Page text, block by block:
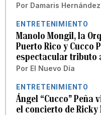
Por Damaris
ENTRETENIMIENTO
Manolo Mongil, la
Puerto Rico y Cucco
espectacular tributo
Por El Nuevo Día
ENTRETENIMIENTO
Ángel “Cucco” Peña
el concierto de Ricky